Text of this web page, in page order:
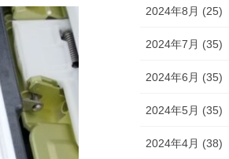
2024年8月 (25)
2024年7月 (35)
2024年6月 (35)
2024年5月 (35)
2024年4月 (38)